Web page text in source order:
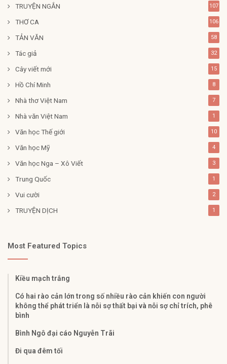
TRUYỆN NGẮN 107
THƠ CA 106
TẢN VĂN 58
Tác giả 32
Cây viết mới 15
Hồ Chí Minh 8
Nhà thơ Việt Nam 7
Nhà văn Việt Nam 1
Văn học Thế giới 10
Văn học Mỹ 4
Văn học Nga – Xô Viết 3
Trung Quốc 1
Vui cười 2
TRUYỆN DỊCH 1
Most Featured Topics
Kiều mạch trắng
Có hai rào cản lớn trong số nhiều rào cản khiến con người
không thể phát triển là nỗi sợ thất bại và nỗi sợ chỉ trích, phê
bình
Bình Ngô đại cáo Nguyễn Trãi
Đi qua đêm tối